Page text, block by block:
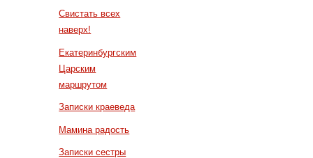
Свистать всех
наверх!
Екатеринбургским
Царским
маршрутом
Записки краеведа
Мамина радость
Записки сестры